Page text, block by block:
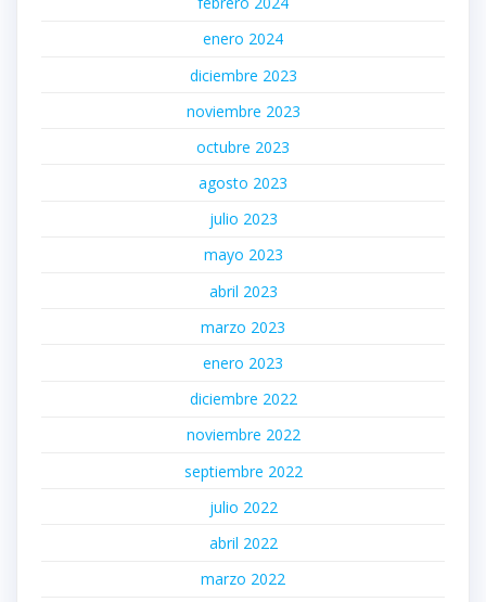
enero 2024
diciembre 2023
noviembre 2023
octubre 2023
agosto 2023
julio 2023
mayo 2023
abril 2023
marzo 2023
enero 2023
diciembre 2022
noviembre 2022
septiembre 2022
julio 2022
abril 2022
marzo 2022